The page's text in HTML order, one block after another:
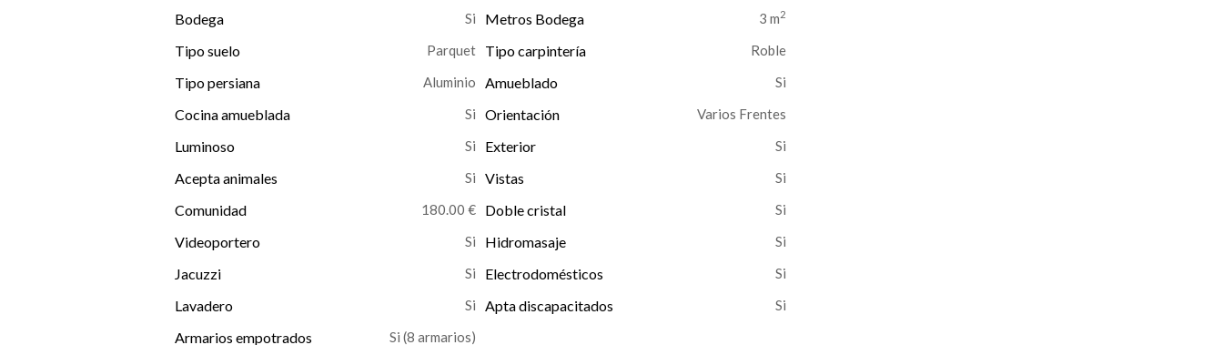
Bodega Metros Bodega 3 m2
Tipo suelo Parquet Tipo carpintería Roble
Tipo persiana Aluminio
Amueblado
Cocina amueblada
Orientación Varios Frentes
Luminoso
Exterior
Acepta animales
Vistas
Comunidad
180.00 €
Doble cristal
Videoportero
Hidromasaje
Jacuzzi
Electrodomésticos
Lavadero
Apta discapacitados
Armarios empotrados
(8 armarios)